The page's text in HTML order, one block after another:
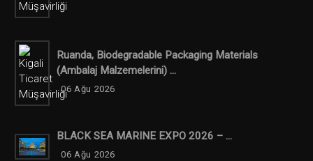
Ruanda, Biodegradable Packaging Materials
(ambalaj Malzemelerini) ...
06 Ağu 2026
BLACK SEA MARINE EXPO 2026 – ...
06 Ağu 2026